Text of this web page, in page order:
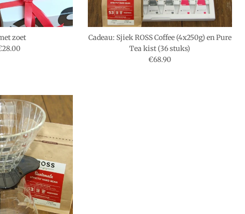
zoet
prijs
Cadeau: Sjiek ROSS Coffee (4x250g) en Pure
Tea kist (36 stuks)
Reguliere prijs
€68.90
ABONNEER